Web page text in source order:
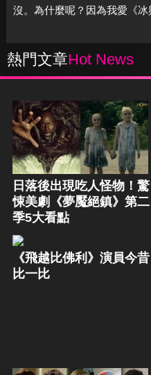
沒。為什麼呢？因為我愛《冰
熱門文章Hot News
日落後出現吃人怪物！驚
悚美劇《夢魘絕鎮》第二
季5大看點
《飛越比佛利》演員今昔
比一比